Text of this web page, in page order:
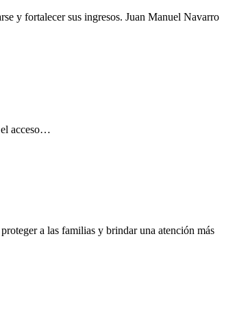
y fortalecer sus ingresos. Juan Manuel Navarro
el acceso…
a las familias y brindar una atención más